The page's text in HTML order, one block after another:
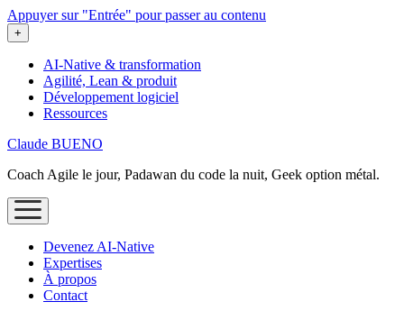
Appuyer sur "Entrée" pour passer au contenu
ouvrir
le
+
AI-Native & transformation
Agilité, Lean & produit
Développement logiciel
Ressources
Claude BUENO
Coach Agile le jour, Padawan du code la nuit, Geek option métal.
ouvrir
le
Devenez AI‑Native
Expertises
À propos
Contact